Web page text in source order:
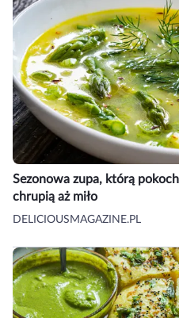
Sezonowa zupa, którą
chrupią aż miło
DELICIOUSMAGAZINE.PL